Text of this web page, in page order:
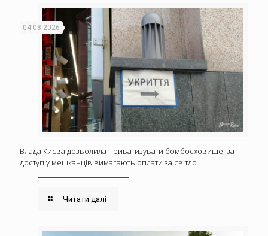
04.08.2026
Влада Києва дозволила приватизувати бомбосховище, за
доступ у мешканців вимагають оплати за світло
Читати далі